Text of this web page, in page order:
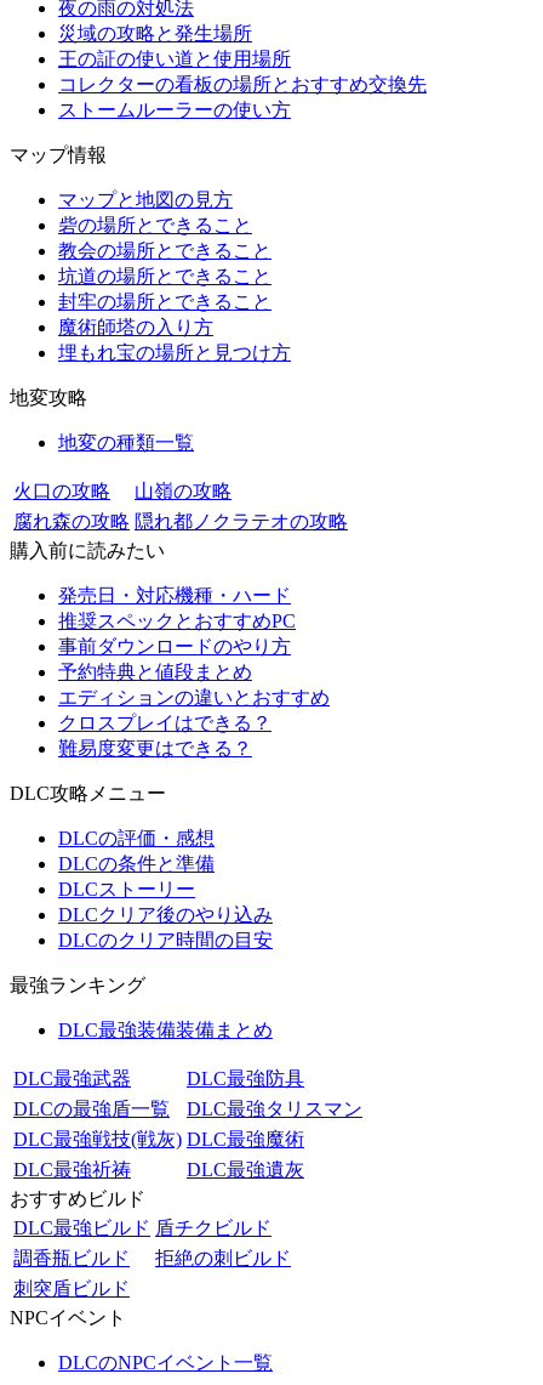
夜の雨の対処法
災域の攻略と発生場所
王の証の使い道と使用場所
コレクターの看板の場所とおすすめ交換先
ストームルーラーの使い方
マップ情報
マップと地図の見方
砦の場所とできること
教会の場所とできること
坑道の場所とできること
封牢の場所とできること
魔術師塔の入り方
埋もれ宝の場所と見つけ方
地変攻略
地変の種類一覧
火口の攻略
山嶺の攻略
腐れ森の攻略 隠れ都ノクラテオの攻略
購入前に読みたい
発売日・対応機種・ハード
推奨スペックとおすすめPC
事前ダウンロードのやり方
予約特典と値段まとめ
エディションの違いとおすすめ
クロスプレイはできる？
難易度変更はできる？
DLC攻略メニュー
DLCの評価・感想
DLCの条件と準備
DLCストーリー
DLCクリア後のやり込み
DLCのクリア時間の目安
最強ランキング
DLC最強装備装備まとめ
DLC最強武器
DLC最強防具
DLCの最強盾一覧
DLC最強タリスマン
DLC最強戦技(戦灰) DLC最強魔術
DLC最強祈祷
DLC最強遺灰
おすすめビルド
DLC最強ビルド 盾チクビルド
調香瓶ビルド
拒絶の刺ビルド
刺突盾ビルド
NPCイベント
DLCのNPCイベント一覧